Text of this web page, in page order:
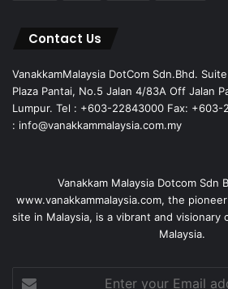
Contact Us
VanakkamMalaysia DotCom Sdn.Bhd.
Plaza Pantai, No.5 Jalan 4/83A Off Jalan
Lumpur. Tel : +603-22843000 Fax: +603-
: info@vanakkammalaysia.com.my
Vanakkam Malaysia Dotcom Sdn
www.vanakkammalaysia.com, the
site in Malaysia, is a vibrant and visionary
Malaysia.